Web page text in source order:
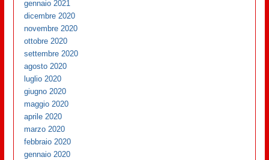
gennaio 2021
dicembre 2020
novembre 2020
ottobre 2020
settembre 2020
agosto 2020
luglio 2020
giugno 2020
maggio 2020
aprile 2020
marzo 2020
febbraio 2020
gennaio 2020